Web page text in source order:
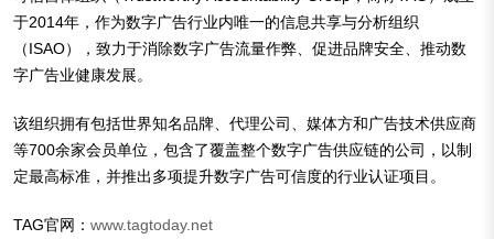
于2014年，作为数字广告行业内唯一的信息共享与分析组织
（ISAO），致力于消除数字广告流量作弊、促进品牌安全、推动数
字广告业健康发展。
该组织拥有包括世界知名品牌、代理公司、媒体方和广告技术供应商
等700余家会员单位，包含了覆盖整个数字广告供应链的公司，以制
定最高标准，并推出多项提升数字广告可信度的行业认证项目。
TAG官网： www.tagtoday.net